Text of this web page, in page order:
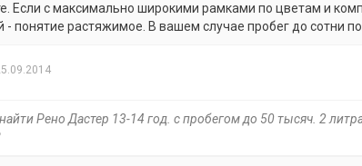
Если с максимально широкими рамками по цветам и
- понятие растяжимое. В вашем случае пробег до сотни
Рено Дастер 13-14 год. с пробегом до 50 тысяч. 2